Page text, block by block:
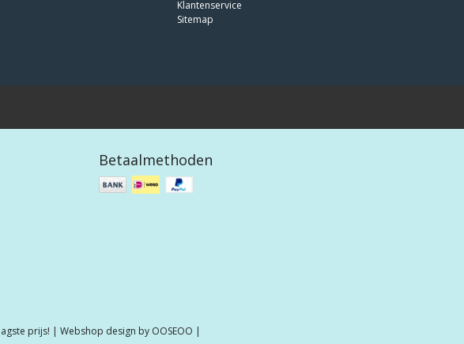
Klantenservice
Sitemap
Betaalmethoden
prijs! | Webshop design by OOSEOO |